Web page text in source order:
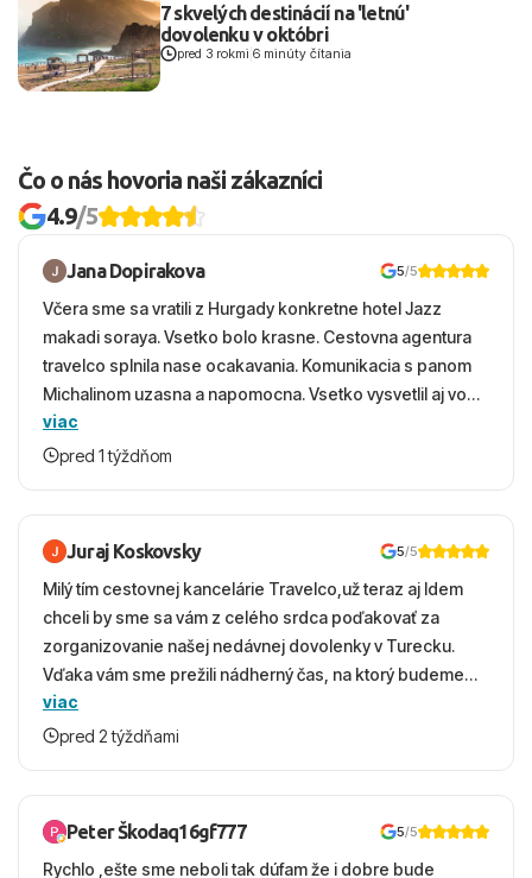
7 skvelých destinácií na 'letnú'
dovolenku v októbri
pred 3 rokmi 6 minúty čítania
Čo o nás hovoria naši zákazníci
4.9/5
Jana Dopirakova 5/5
Včera sme sa vratili z Hurgady konkretne hotel Jazz
makadi soraya. Vsetko bolo krasne. Cestovna agentura
travelco splnila nase ocakavania. Komunikacia s panom
Michalinom uzasna a napomocna. Vsetko vysvetlil aj vo
vecernych hodinach zaco sa ospravedlnujem. Hotel
krasny, cisty. Sluzby top. Strava, prostredie, more,
viac
pred 1 týždňom
Juraj Koskovsky 5/5
Milý tím cestovnej kancelárie Travelco,už teraz aj Idem
chceli by sme sa vám z celého srdca poďakovať za
zorganizovanie našej nedávnej dovolenky v Turecku.
Vďaka vám sme prežili nádherný čas, na ktorý budeme
ešte dlho s úsmevom spomínať. ​Všetko prebehlo
absolútne hladko – od prvotného výberu zájazdu, cez
bola to trefa do čierneho! ​Čo nás dostalo najviac: ​Skvelé
služby a personál: Vždy usmievaví, ochotní a starostliví
ľudia. ​Gastro zážitok: Výborné, pestré a čerstvé jedlo
viac
pred 2 týždňami
Peter Škodaq16gf777 5/5
Rychlo ,ešte sme neboli tak dúfam že i dobre bude